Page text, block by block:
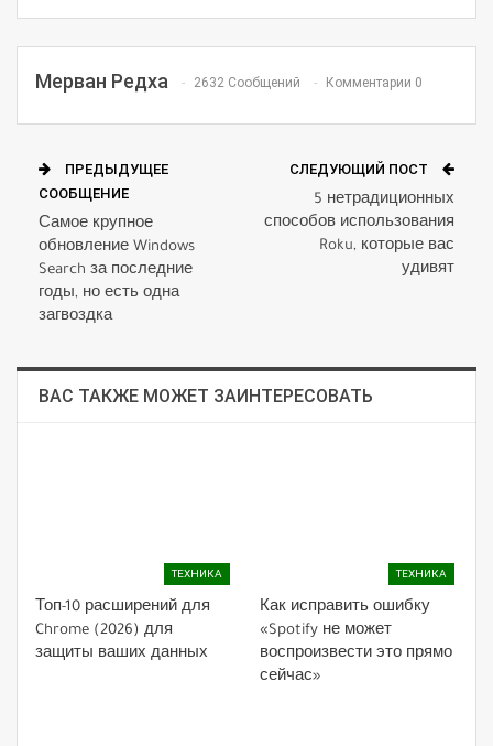
Мерван Редха 2632 Сообщений Комментарии 0
ПРЕДЫДУЩЕЕ
СООБЩЕНИЕ
Самое крупное
обновление Windows
Search за последние
годы, но есть одна
загвоздка
СЛЕДУЮЩИЙ ПОСТ
5 нетрадиционных
способов использования
Roku, которые вас
удивят
ВАС ТАКЖЕ МОЖЕТ ЗАИНТЕРЕСОВАТЬ
ТЕХНИКА
Топ-10 расширений для
Chrome (2026) для
защиты ваших данных
ТЕХНИКА
Как исправить ошибку
«Spotify не может
воспроизвести это прямо
сейчас»